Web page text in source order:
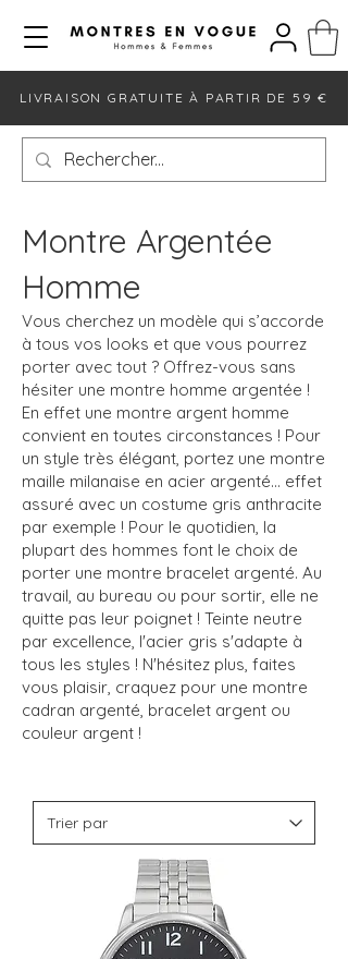
LIVRAISON GRATUITE À PARTIR DE 59 €
Montre Argentée
Homme
Vous cherchez un modèle qui s’accorde
à tous vos looks et que vous pourrez
porter avec tout ? Offrez-vous sans
hésiter une montre homme argentée !
En effet une montre argent homme
convient en toutes circonstances ! Pour
un style très élégant, portez une montre
maille milanaise en acier argenté... effet
assuré avec un costume gris anthracite
par exemple ! Pour le quotidien, la
plupart des hommes font le choix de
porter une montre bracelet argenté. Au
travail, au bureau ou pour sortir, elle ne
quitte pas leur poignet ! Teinte neutre
par excellence, l'acier gris s'adapte à
tous les styles ! N'hésitez plus, faites
vous plaisir, craquez pour une montre
cadran argenté, bracelet argent ou
couleur argent !